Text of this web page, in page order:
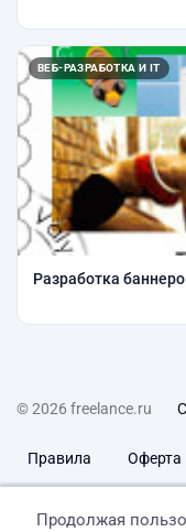
ВЕБ-РАЗРАБОТКА И IT
Разработка
© 2026 freelance.ru
Правила Оферта
Продолжая